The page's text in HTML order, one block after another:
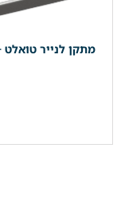
מתקן לנייר